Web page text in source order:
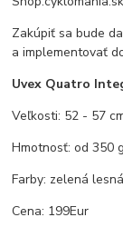
Zakúpiť sa bude
a implementovať
Uvex Quatro
Veľkosti: 52 - 57
Hmotnosť: od 350
Farby: zelená
Cena: 199Eur